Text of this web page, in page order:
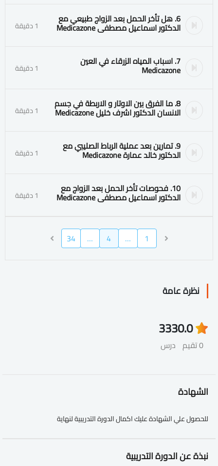
6. هل تأخر الحمل بعد الزواج طبيعي مع
الدكتور اسماعيل مصطفى Medicazone 1 دقيقة
7. اسباب المياه الزرقاء في العين
Medicazone 1 دقيقة
8. ما الفرق بين الاوتار و الاربطة في جسم
الانسان الدكتور اشرف خليل Medicazone 1 دقيقة
9. تمارين بعد عملية الرباط الصليبي مع
الدكتور خالد عمارة Medicazone 1 دقيقة
10. فحوصات تأخر الحمل بعد الزواج مع
الدكتور اسماعيل مصطفى Medicazone 1 دقيقة
1
…
4
…
34
نظرة عامة
0.0
0 تقيم
333
درس
الشهادة
للحصول علي الشهادة عليك اكمال الدورة التدريبية لنهاية
نبذة عن الدورة التدريبية